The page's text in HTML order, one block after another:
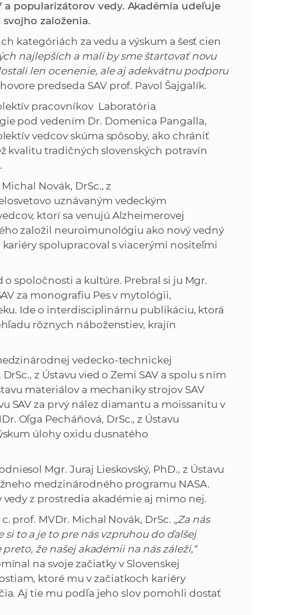
n
k
a
c
h
A
V
popularizátorov vedy. Akadémia udeľuje
založenia.
kategóriách za vedu a výskum a šesť cien
najlepších a mali by sme štartovať novu
len ocenenie, ale aj adekvátnu podporu
predseda SAV prof. Pavol Šajgalík.
pracovníkov Laboratória
pod vedením Dr. Domenica Pangalla,
vedcov skúma spôsoby, ako chrániť
kvalitu tradičných slovenských potravín
Novák, DrSc., z
uznávaným vedeckým
ktorí sa venujú Alzheimerovej
založil neuroimunológiu ako nový vedný
spolupracoval s viacerými nositeľmi
spoločnosti a kultúre. Prebral si ju Mgr.
za monografiu Pes v mytológii,
Ide o interdisciplinárnu publikáciu, ktorá
rôznych náboženstiev, krajín
vedecko-technickej
z Ústavu vied o Zemi SAV a spolu s ním
materiálov a mechaniky strojov SAV
SAV za prvý nález diamantu a moissanitu v
Oľga Pecháňová, DrSc., z Ústavu
úlohy oxidu dusnatého
Mgr. Juraj Lieskovský, PhD., z Ústavu
medzinárodného programu NASA.
z prostredia akadémie aj mimo nej.
prof. MVDr. Michal Novák, DrSc. „Za nás
to a je to pre nás vzpruhou do ďalšej
že našej akadémii na nás záleží,“
na svoje začiatky v Slovenskej
ktoré mu v začiatkoch kariéry
Aj tie mu podľa jeho slov pomohli dostať